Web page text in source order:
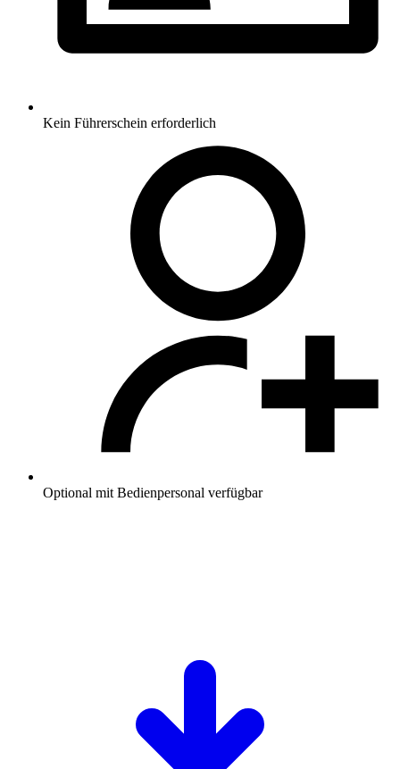
Kein Führerschein erforderlich
Optional mit Bedienpersonal verfügbar